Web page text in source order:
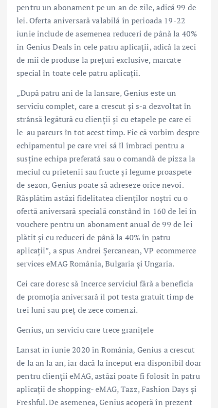
pentru un abonament pe un an de zile, adică 99 de
lei. Oferta aniversară valabilă în perioada 19-22
iunie include de asemenea reduceri de până la 40%
în Genius Deals în cele patru aplicații, adică la zeci
de mii de produse la prețuri exclusive, marcate
special în toate cele patru aplicații.
„După patru ani de la lansare, Genius este un
serviciu complet, care a crescut și s-a dezvoltat în
strânsă legătură cu clienții și cu etapele pe care ei
le-au parcurs în tot acest timp. Fie că vorbim despre
echipamentul pe care vrei să îl îmbraci pentru a
susține echipa preferată sau o comandă de pizza la
meciul cu prietenii sau fructe și legume proaspete
de sezon, Genius poate să adreseze orice nevoi.
Răsplătim astăzi fidelitatea clienților noștri cu o
ofertă aniversară specială constând în 160 de lei în
vouchere pentru un abonament anual de 99 de lei
plătit și cu reduceri de până la 40% în patru
aplicații”, a spus Andrei Șercanean, VP ecommerce
services eMAG România, Bulgaria și Ungaria.
Cei care doresc să încerce serviciul fără a beneficia
de promoția aniversară îl pot testa gratuit timp de
trei luni sau preț de zece comenzi.
Genius, un serviciu care trece granițele
Lansat în iunie 2020 în România, Genius a crescut
de la an la an, iar dacă la început era disponibil doar
pentru clienții eMAG, astăzi poate fi folosit în patru
aplicații de shopping- eMAG, Tazz, Fashion Days și
Freshful. De asemenea, Genius acoperă în prezent